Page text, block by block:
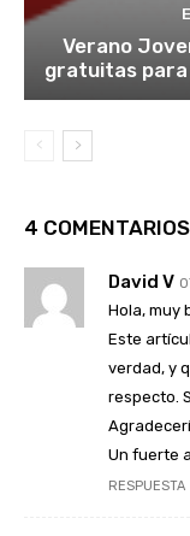
Verano
gratuitas
4 COMENTARIOS
David V
Hola, muy
Este
verdad, y
respecto.
Un fuerte
RESPUESTA